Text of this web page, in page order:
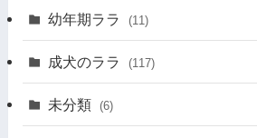
幼年期ララ (11)
成犬のララ (117)
未分類 (6)